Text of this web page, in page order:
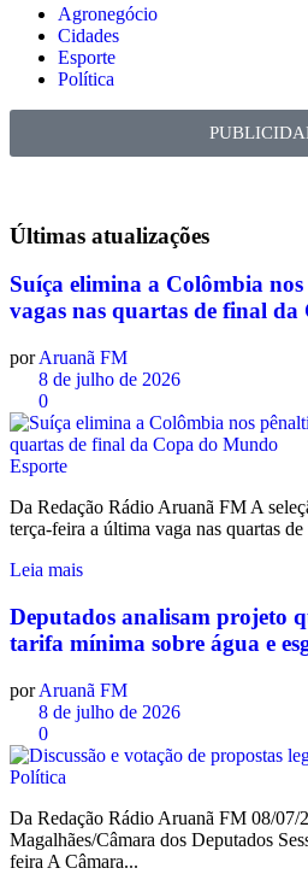
Agronegócio
Cidades
Esporte
Política
Últimas atualizações
Suíça elimina a Colômbia nos
vagas nas quartas de final
por Aruanã FM
8 de julho de 2026
0
Esporte
Da Redação Rádio Aruanã FM A
terça-feira a última vaga nas quartas
Leia mais
Deputados analisam projeto
tarifa mínima sobre água e
por Aruanã FM
8 de julho de 2026
0
Política
Da Redação Rádio Aruanã FM 08/
Magalhães/Câmara dos Deputados
feira A Câmara...